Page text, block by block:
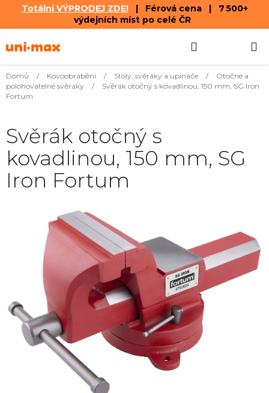
Totální VÝPRODEJ ZDE!| Férová cena | 7 500+
výdejních míst po celé ČR
na
KOŠÍK
Domů / Kovoobrábění / Stoly, svěráky a upínače /
Otočné a
polohovatelné svěráky
/
Svěrák otočný s kovadlinou, 150 mm, SG Iron
Fortum
Svěrák otočný s
kovadlinou, 150 mm, SG
Iron Fortum